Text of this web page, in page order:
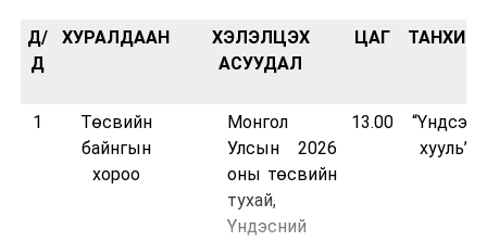
Д/
Д
ХУРАЛДААН
ХЭЛЭЛЦЭХ
АСУУДАЛ
ЦАГ ТАНХИМ
1
Төсвийн
байнгын
хороо
Монгол
Улсын 2026
оны төсвийн
тухай,
Үндэсний
13.00
“Үндсэн
хууль”